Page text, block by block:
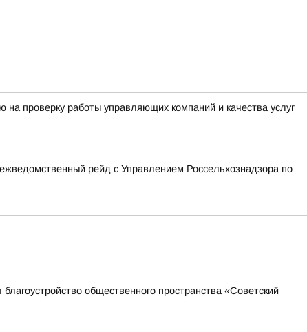
проверку работы управляющих компаний и качества услуг
рейд с Управлением Россельхознадзора по
общественного пространства «Советский